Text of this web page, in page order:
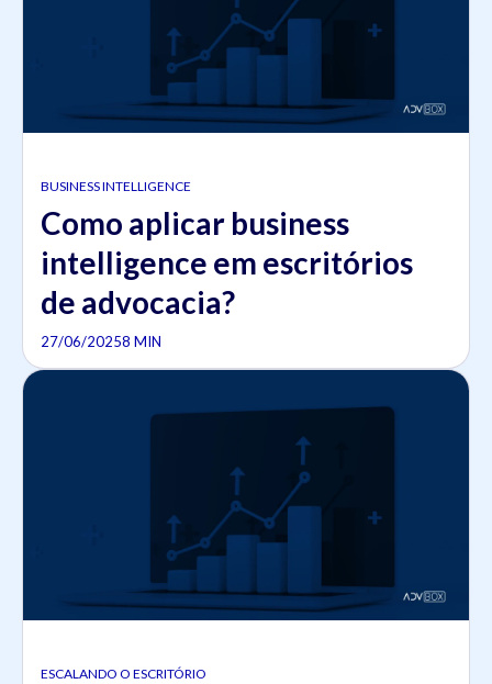
BUSINESS INTELLIGENCE
Como aplicar business
intelligence em escritórios
de advocacia?
27/06/20258 MIN
ESCALANDO O ESCRITÓRIO